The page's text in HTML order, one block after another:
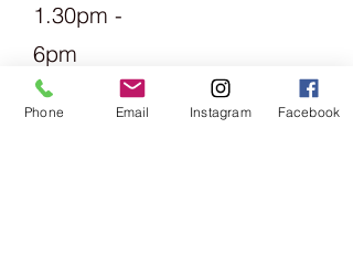
1.30pm -
6pm
Tuesday
Phone Email Instagram Facebook